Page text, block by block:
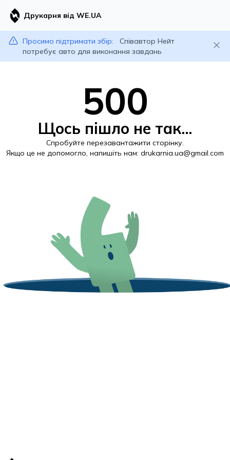
Друкарня від WE.UA
Просимо підтримати збір:
Співавтор Нейт
потребує авто для виконання завдань
500
Щось пішло не так...
Спробуйте перезавантажити сторінку.
Якщо це не допомогло, напишіть нам: drukarnia.ua@gmail.com